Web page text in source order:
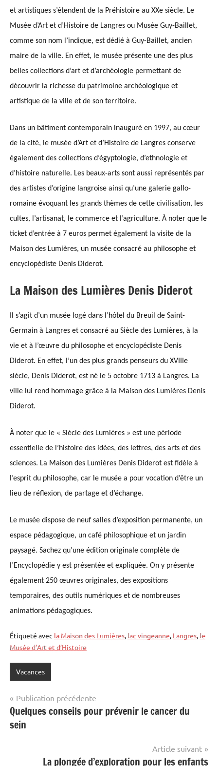
et artistiques s’étendent de la Préhistoire au XXe siècle. Le
Musée d’Art et d’Histoire de Langres ou Musée Guy-Baillet,
comme son nom l’indique, est dédié à Guy-Baillet, ancien
maire de la ville. En effet, le musée présente une des plus
belles collections d’art et d’archéologie permettant de
découvrir la richesse du patrimoine archéologique et
artistique de la ville et de son territoire.
Dans un bâtiment contemporain inauguré en 1997, au cœur
de la cité, le musée d’Art et d’Histoire de Langres conserve
également des collections d’égyptologie, d’ethnologie et
d’histoire naturelle. Les beaux-arts sont aussi représentés par
des artistes d’origine langroise ainsi qu’une galerie gallo-
romaine évoquant les grands thèmes de cette civilisation, les
cultes, l’artisanat, le commerce et l’agriculture. À noter que le
ticket d’entrée à 7 euros permet également la visite de la
Maison des Lumières, un musée consacré au philosophe et
encyclopédiste Denis Diderot.
La Maison des Lumières Denis Diderot
Il s’agit d’un musée logé dans l’hôtel du Breuil de Saint-
Germain à Langres et consacré au Siècle des Lumières, à la
vie et à l’œuvre du philosophe et encyclopédiste Denis
Diderot. En effet, l’un des plus grands penseurs du XVIIIe
siècle, Denis Diderot, est né le 5 octobre 1713 à Langres. La
ville lui rend hommage grâce à la Maison des Lumières Denis
Diderot.
À noter que le « Siècle des Lumières » est une période
essentielle de l’histoire des idées, des lettres, des arts et des
sciences. La Maison des Lumières Denis Diderot est fidèle à
l’esprit du philosophe, car le musée a pour vocation d’être un
lieu de réflexion, de partage et d’échange.
Le musée dispose de neuf salles d’exposition permanente, un
espace pédagogique, un café philosophique et un jardin
paysagé. Sachez qu’une édition originale complète de
l’Encyclopédie y est présentée et expliquée. On y présente
également 250 œuvres originales, des expositions
temporaires, des outils numériques et de nombreuses
animations pédagogiques.
Étiqueté avec la Maison des Lumières, lac vingeanne, Langres, le
Musée d’Art et d’Histoire
Vacances
Navigation
de
l’article
Publication précédente
Quelques conseils pour prévenir le cancer du
sein
Article suivant
La plongée d’exploration pour les enfants